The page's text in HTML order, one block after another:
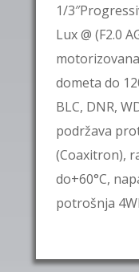
1/
Lux @ (F2.0
dometa do
BLC, DNR,
podržava
(Coaxitron),
do+60°C,
potrošnja